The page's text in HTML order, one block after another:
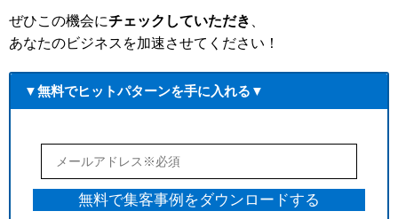
ぜひこの機会にチェックしていただき
あなたのビジネスを加速させてください！
▼無料でヒットパターンを手に入れる▼